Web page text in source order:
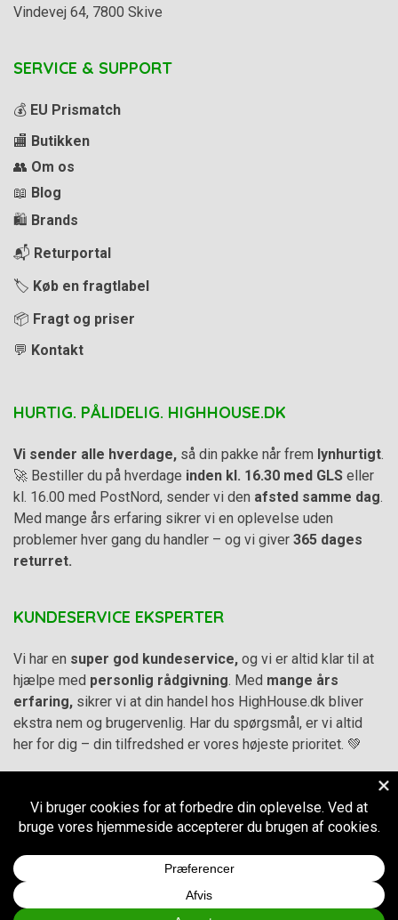
Vindevej 64, 7800 Skive
SERVICE & SUPPORT
💰 EU Prismatch
🏬 Butikken
👥 Om os
📖 Blog
🛍️ Brands
📬 Returportal
🏷️ Køb en fragtlabel
📦 Fragt og priser
💬 Kontakt
HURTIG. PÅLIDELIG. HIGHHOUSE.DK
Vi sender alle hverdage, så din pakke når frem lynhurtigt
🚀 Bestiller du på hverdage inden kl. 16.30 med GLS eller
kl. 16.00 med PostNord, sender vi den afsted samme dag
Med mange års erfaring sikrer vi en oplevelse uden
problemer hver gang du handler – og vi giver 365 dages
returret.
KUNDESERVICE EKSPERTER
Vi har en super god kundeservice, og vi er altid klar til at
hjælpe med personlig rådgivning . Med mange års
erfaring, sikrer vi at din handel hos HighHouse.dk bliver
ekstra nem og brugervenlig. Har du spørgsmål, er vi altid
her for dig – din tilfredshed er vores højeste prioritet. 💚
Handelsbetingelser–
Cookie- og privatlivspolitik
HighHouse.dk